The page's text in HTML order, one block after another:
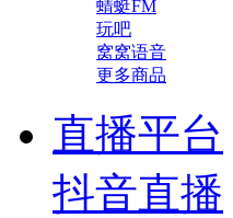
蜻蜓FM
玩吧
窝窝语音
更多商品
直播平台
抖音直播